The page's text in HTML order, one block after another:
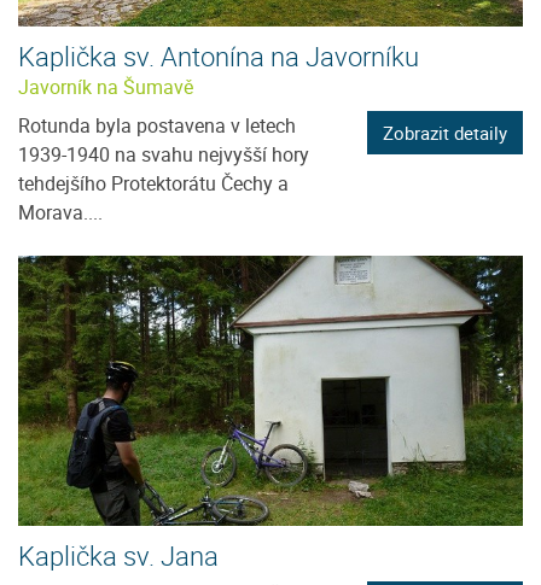
Kaplička sv. Antonína na Javorníku
Javorník na Šumavě
Rotunda byla postavena v letech
1939-1940 na svahu nejvyšší hory
tehdejšího Protektorátu Čechy a
Morava....
Zobrazit detaily
Kaplička sv. Jana